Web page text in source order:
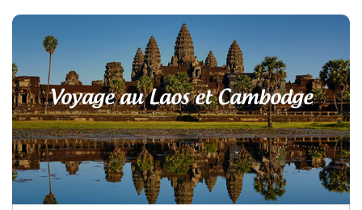
Voyage au Laos et Cambodge